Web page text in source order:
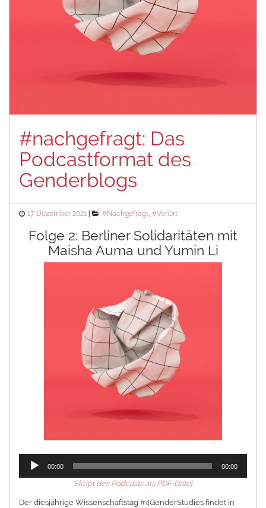
#nachgefragt: Das
Podcastformat des
Genderblogs
Posted
17. Dezember 2021 Categories
#Nachgefragt,#VorOrt
Folge 2: Berliner Solidaritäten mit
Maisha Auma und Yumin Li
Audio-
Player
00:00 00:00
Skript des Podcasts als PDF-Datei
Der diesjährige Wissenschaftstag #4GenderStudies findet in